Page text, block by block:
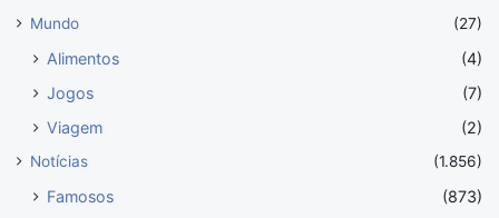
Mundo
(27)
Alimentos
(4)
Jogos
(7)
Viagem
(2)
Notícias (1.856)
Famosos
(873)